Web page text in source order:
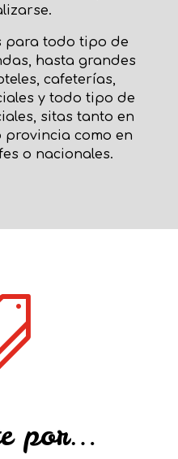
para todo tipo de
hasta grandes
cafeterías,
y todo tipo de
sitas tanto en
provincia como en
o nacionales.
por…